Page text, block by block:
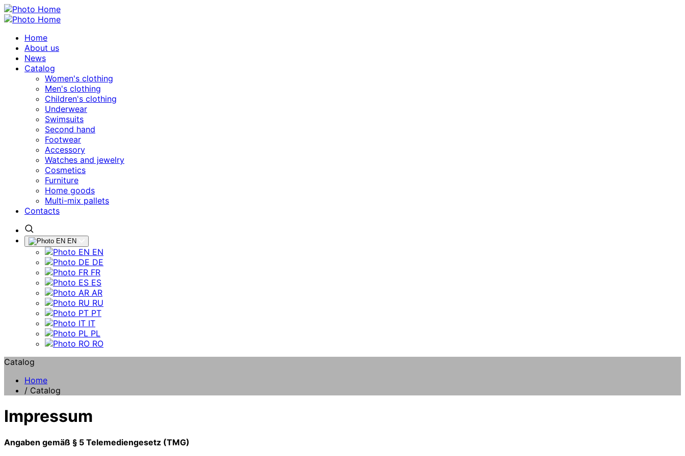
Home
About us
News
Catalog
Women's clothing
Men's clothing
Children's clothing
Underwear
Swimsuits
Second hand
Footwear
Accessory
Watches and jewelry
Сosmetics
Furniture
Home goods
Multi-mix pallets
Contacts
EN
EN
DE
FR
ES
AR
RU
PT
IT
PL
RO
Catalog
Home
/ Catalog
Impressum
Angaben gemäß § 5 Telemediengesetz (TMG)